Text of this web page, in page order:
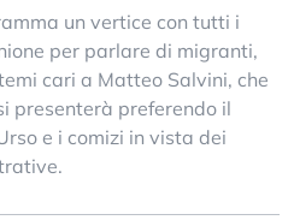
un vertice con tutti i
per parlare di migranti,
cari a Matteo Salvini, che
presenterà preferendo il
e i comizi in vista dei